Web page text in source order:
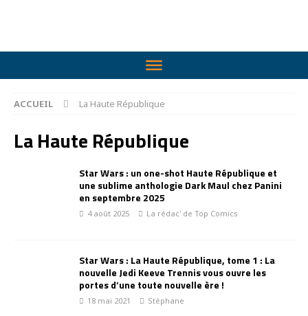
ACCUEIL La Haute République
La Haute République
Star Wars : un one-shot Haute République et
une sublime anthologie Dark Maul chez Panini
en septembre 2025
4 août 2025 La rédac' de Top Comics
Star Wars : La Haute République, tome 1 : La
nouvelle Jedi Keeve Trennis vous ouvre les
portes d’une toute nouvelle ère !
18 mai 2021 Stéphane